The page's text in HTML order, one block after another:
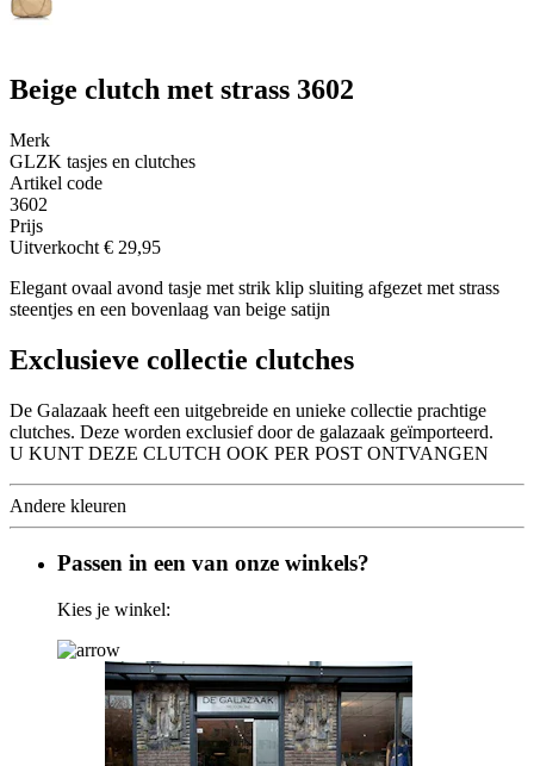
Beige clutch met strass 3602
Merk
GLZK tasjes en clutches
Artikel code
3602
Prijs
Uitverkocht € 29,95
Elegant ovaal avond tasje met strik klip sluiting afgezet met strass
steentjes en een bovenlaag van beige satijn
Exclusieve collectie clutches
De Galazaak heeft een uitgebreide en unieke collectie prachtige
clutches. Deze worden exclusief door de galazaak geïmporteerd.
U KUNT DEZE CLUTCH OOK PER POST ONTVANGEN
Andere kleuren
Passen in een van onze winkels?
Kies je winkel: